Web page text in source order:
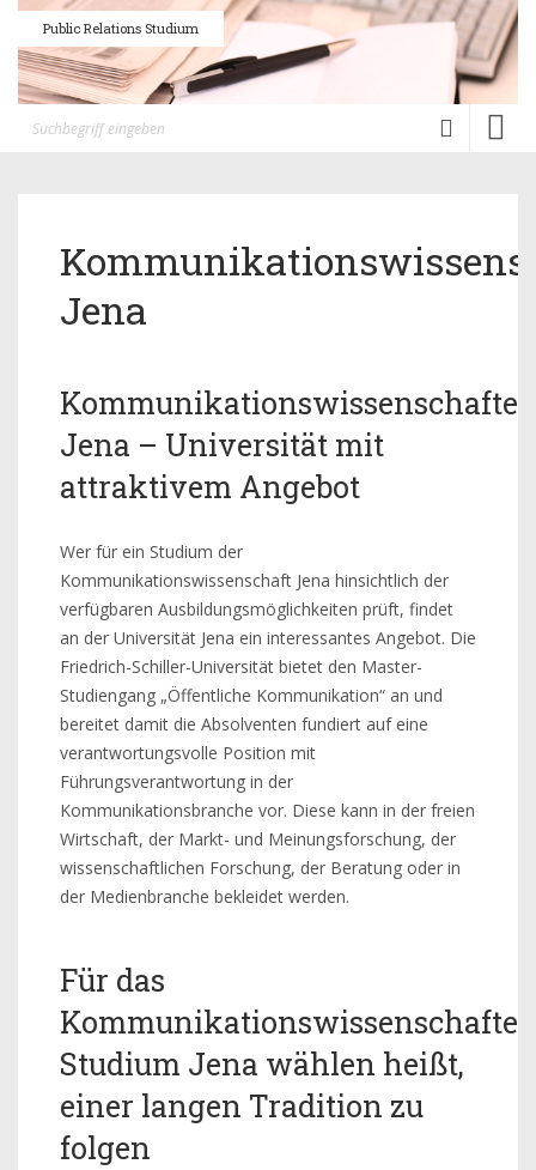
Public Relations Studium
Jena
Jena – Universität mit
attraktivem Angebot
Wer für ein Studium der
Kommunikationswissenschaft Jena hinsichtlich der
verfügbaren Ausbildungsmöglichkeiten prüft, findet
an der Universität Jena ein interessantes Angebot. Die
Friedrich-Schiller-Universität bietet den Master-
Studiengang „Öffentliche Kommunikation“ an und
bereitet damit die Absolventen fundiert auf eine
verantwortungsvolle Position mit
Führungsverantwortung in der
Kommunikationsbranche vor. Diese kann in der freien
Wirtschaft, der Markt- und Meinungsforschung, der
wissenschaftlichen Forschung, der Beratung oder in
der Medienbranche bekleidet werden.
Für das
Studium Jena wählen heißt,
einer langen Tradition zu
folgen